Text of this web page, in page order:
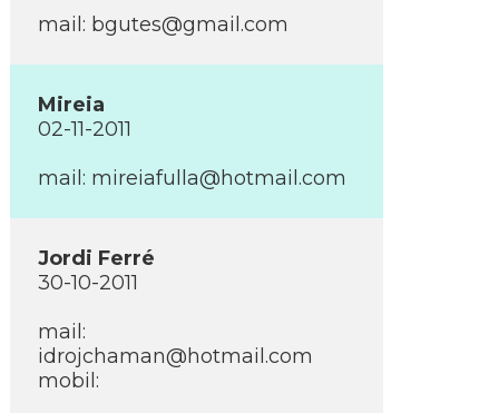
mail: bgutes@gmail.com
Mireia
02-11-2011
mail: mireiafulla@hotmail.com
Jordi Ferré
30-10-2011
mail:
idrojchaman@hotmail.com
mobil: